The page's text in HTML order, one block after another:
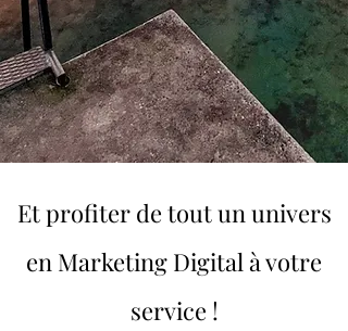
Et profiter de tout un univers
en Marketing Digital à votre
service !